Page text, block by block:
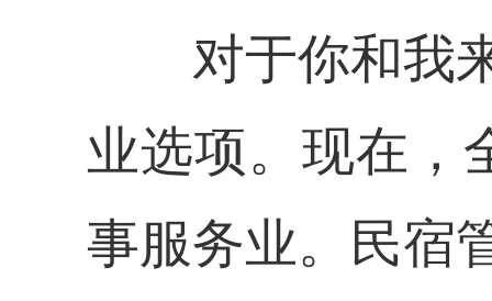
对于你和我
业选项。现在，
事服务业。民宿